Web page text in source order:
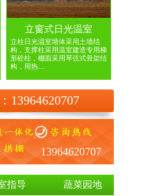
立窗式日光温室
立柱日光温室墙体采用土墙结
构，支撑柱采用温室建造专用梯
形砼柱，棚面采用琴弦式骨架结
构，用热…
13964620707
13964620707
指导 蔬菜园地